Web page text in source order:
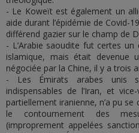
- Le Koweït est également un
aide durant l’épidémie de Covid-
différend gazier sur le champ de
- L’Arabie saoudite fut certes
islamique, mais était devenue
négociée par la Chine, il y a trois
- Les Émirats arabes unis
indispensables de l’Iran, et
partiellement iranienne, n’a pu
le contournement des
(improprement appelées